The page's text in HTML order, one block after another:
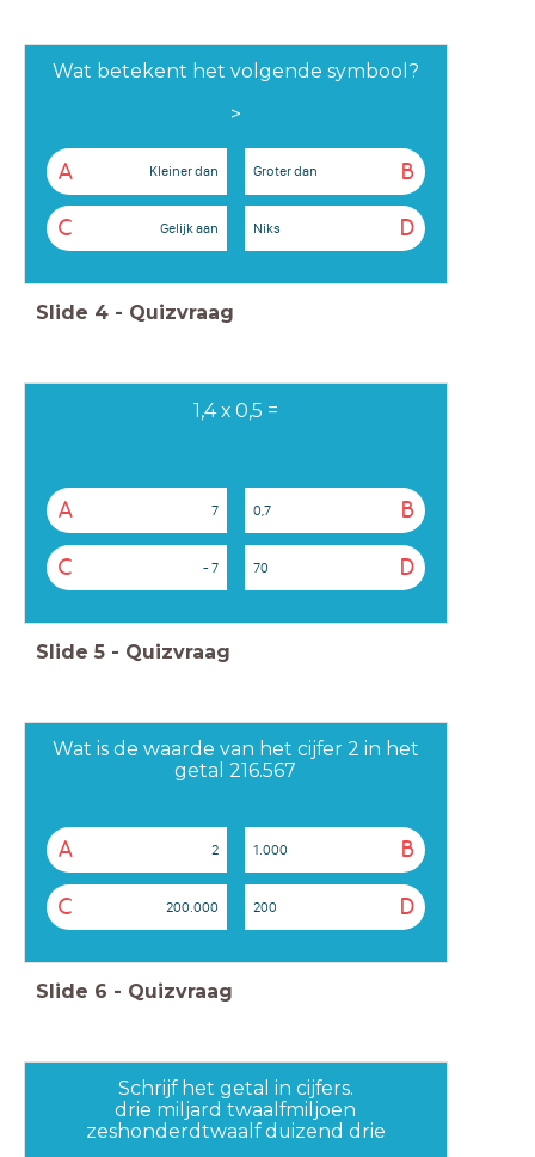
Wat betekent het volgende symbool?
>
A Kleiner dan B
Groter dan
C Gelijk aan D
Niks
Slide 4 - Quizvraag
1,4 x 0,5 =
A 7 B
0,7
C - 7 D
70
Slide 5 - Quizvraag
Wat is de waarde van het cijfer 2 in het
getal 216.567
A 2 B
1.000
C 200.000 D
200
Slide 6 - Quizvraag
Schrijf het getal in cijfers.
drie miljard twaalfmiljoen
zeshonderdtwaalf duizend drie